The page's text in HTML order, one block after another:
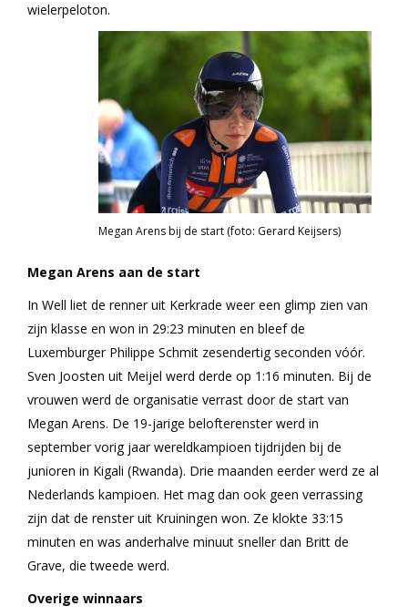
wielerpeloton.
Megan Arens bij de start (foto: Gerard Keijsers)
Megan Arens aan de start
In Well liet de renner uit Kerkrade weer een glimp zien van
zijn klasse en won in 29:23 minuten en bleef de
Luxemburger Philippe Schmit zesendertig seconden vóór.
Sven Joosten uit Meijel werd derde op 1:16 minuten. Bij de
vrouwen werd de organisatie verrast door de start van
Megan Arens. De 19-jarige belofterenster werd in
september vorig jaar wereldkampioen tijdrijden bij de
junioren in Kigali (Rwanda). Drie maanden eerder werd ze al
Nederlands kampioen. Het mag dan ook geen verrassing
zijn dat de renster uit Kruiningen won. Ze klokte 33:15
minuten en was anderhalve minuut sneller dan Britt de
Grave, die tweede werd.
Overige winnaars